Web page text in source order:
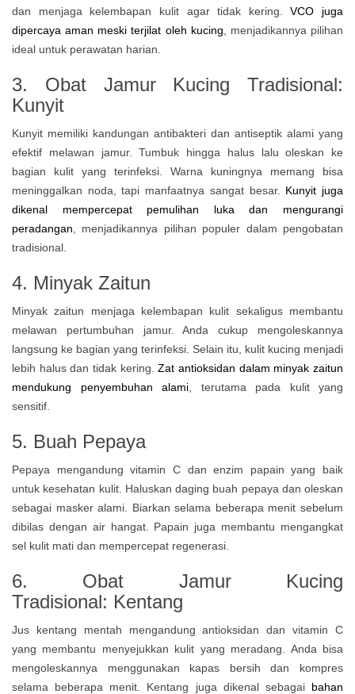
dan menjaga kelembapan kulit agar tidak kering.
VCO juga
dipercaya aman meski terjilat oleh kucing , menjadikannya pilihan
ideal untuk perawatan harian.
3. Obat Jamur Kucing Tradisional:
Kunyit
Kunyit memiliki kandungan antibakteri dan antiseptik alami yang
efektif melawan jamur. Tumbuk hingga halus lalu oleskan ke
bagian kulit yang terinfeksi. Warna kuningnya memang bisa
meninggalkan noda, tapi manfaatnya sangat besar.
Kunyit juga
dikenal mempercepat pemulihan luka dan mengurangi
peradangan , menjadikannya pilihan populer dalam pengobatan
tradisional.
4. Minyak Zaitun
Minyak zaitun menjaga kelembapan kulit sekaligus membantu
melawan pertumbuhan jamur. Anda cukup mengoleskannya
langsung ke bagian yang terinfeksi. Selain itu, kulit kucing menjadi
lebih halus dan tidak kering. Zat antioksidan dalam minyak zaitun
mendukung penyembuhan alami , terutama pada kulit yang
sensitif.
5. Buah Pepaya
Pepaya mengandung vitamin C dan enzim papain yang baik
untuk kesehatan kulit. Haluskan daging buah pepaya dan oleskan
sebagai masker alami. Biarkan selama beberapa menit sebelum
dibilas dengan air hangat. Papain juga membantu mengangkat
sel kulit mati dan mempercepat regenerasi.
6. Obat Jamur Kucing
Tradisional: Kentang
Jus kentang mentah mengandung antioksidan dan vitamin C
yang membantu menyejukkan kulit yang meradang. Anda bisa
mengoleskannya menggunakan kapas bersih dan kompres
selama beberapa menit. Kentang juga dikenal sebagai bahan